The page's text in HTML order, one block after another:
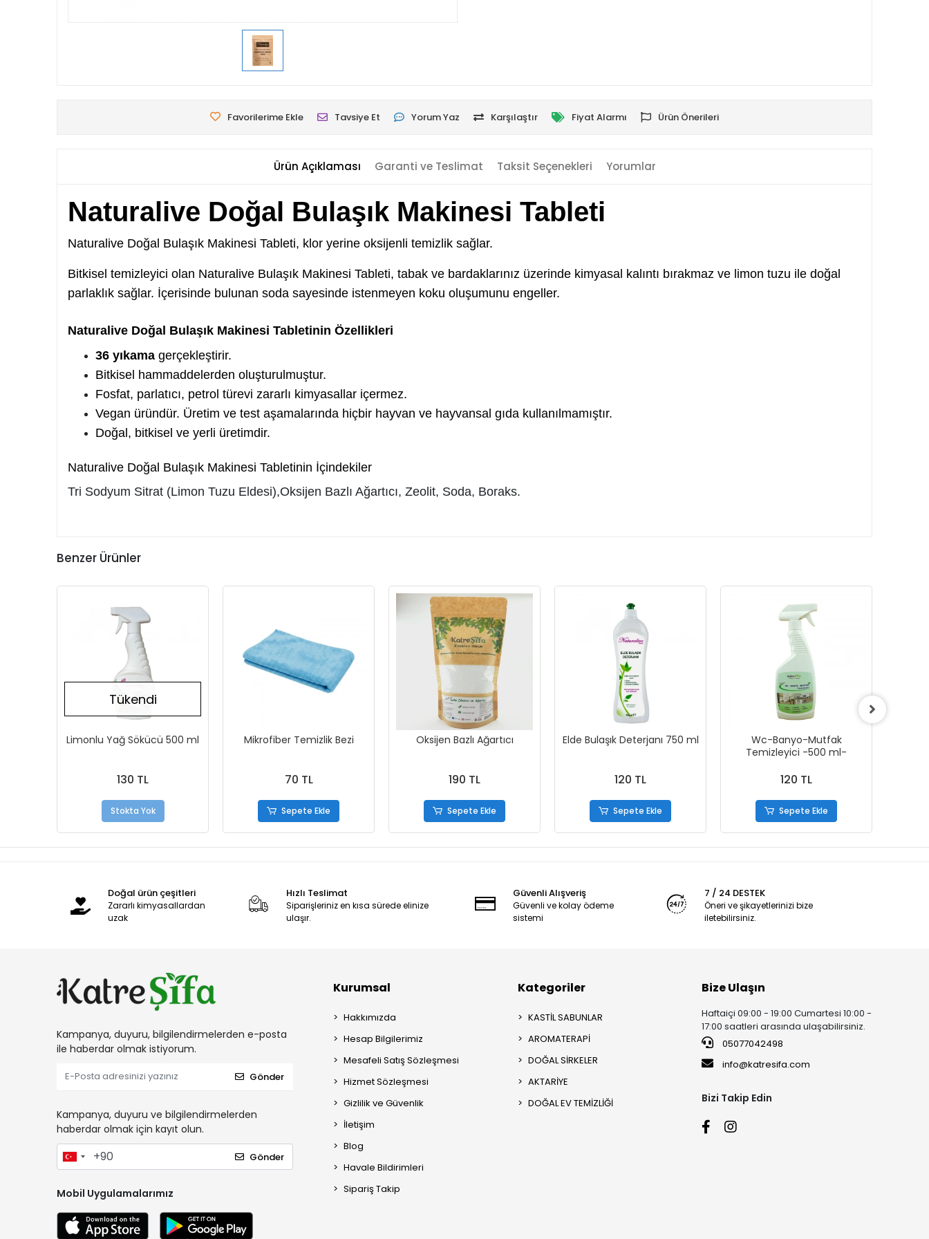
Favorilerime Ekle Tavsiye Et Yorum Yaz Karşılaştır Fiyat Alarmı Ürün Önerileri
Ürün Açıklaması Garanti ve Teslimat Taksit Seçenekleri Yorumlar
Naturalive Doğal Bulaşık Makinesi Tableti
Naturalive Doğal Bulaşık Makinesi Tableti, klor yerine oksijenli temizlik sağlar.
Bitkisel temizleyici olan Naturalive Bulaşık Makinesi Tableti, tabak ve bardaklarınız üzerinde kimyasal kalıntı bırakmaz ve limon tuzu ile doğal
parlaklık sağlar. İçerisinde bulunan soda sayesinde istenmeyen koku oluşumunu engeller.
Naturalive Doğal Bulaşık Makinesi Tabletinin Özellikleri
36 yıkama gerçekleştirir.
Bitkisel hammaddelerden oluşturulmuştur.
Fosfat, parlatıcı, petrol türevi zararlı kimyasallar içermez.
Vegan üründür. Üretim ve test aşamalarında hiçbir hayvan ve hayvansal gıda kullanılmamıştır.
Doğal, bitkisel ve yerli üretimdir.
Naturalive Doğal Bulaşık Makinesi Tabletinin İçindekiler
Tri Sodyum Sitrat (Limon Tuzu Eldesi),Oksijen Bazlı Ağartıcı, Zeolit, Soda, Boraks.
Benzer Ürünler
Tükendi
Limonlu Yağ Sökücü 500 ml
130 TL
Stokta Yok
Mikrofiber Temizlik Bezi
70 TL
Sepete Ekle
Oksijen Bazlı Ağartıcı
190 TL
Sepete Ekle
Elde Bulaşık Deterjanı 750 ml
120 TL
Sepete Ekle
Wc-Banyo-Mutfak
Temizleyici -500 ml-
120 TL
Sepete Ekle
Doğal ürün çeşitleri
Zararlı kimyasallardan
uzak
Hızlı Teslimat
Siparişleriniz en kısa sürede elinize
ulaşır.
Güvenli Alışveriş
Güvenli ve kolay ödeme
sistemi
7 / 24 DESTEK
Öneri ve şikayetlerinizi bize
iletebilirsiniz.
Kampanya, duyuru, bilgilendirmelerden e-posta
ile haberdar olmak istiyorum.
Gönder
Kampanya, duyuru ve bilgilendirmelerden
haberdar olmak için kayıt olun.
Gönder
Mobil Uygulamalarımız
Kurumsal
Hakkımızda
Hesap Bilgilerimiz
Mesafeli Satış Sözleşmesi
Hizmet Sözleşmesi
Gizlilik ve Güvenlik
İletişim
Blog
Havale Bildirimleri
Sipariş Takip
Kategoriler
KASTİL SABUNLAR
AROMATERAPİ
DOĞAL SİRKELER
AKTARİYE
DOĞAL EV TEMİZLİĞİ
Bize Ulaşın
Haftaiçi 09:00 - 19:00 Cumartesi 10:00 -
17:00 saatleri arasında ulaşabilirsiniz.
05077042498
info@katresifa.com
Bizi Takip Edin